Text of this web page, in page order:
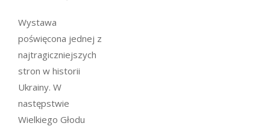
Wystawa
poświęcona jednej z
najtragiczniejszych
stron w historii
Ukrainy. W
następstwie
Wielkiego Głodu